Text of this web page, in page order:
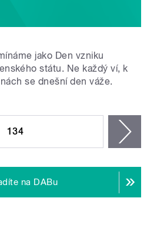
jako Den vzniku
státu. Ne každý ví, k
se dnešní den váže.
134
na DABu